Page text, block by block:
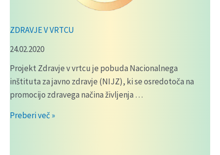
ZDRAVJE V VRTCU
24.02.2020
Projekt Zdravje v vrtcu je pobuda Nacionalnega
inštituta za javno zdravje (NIJZ), ki se osredotoča na
promocijo zdravega načina življenja …
ZDRAVJE
Preberi več »